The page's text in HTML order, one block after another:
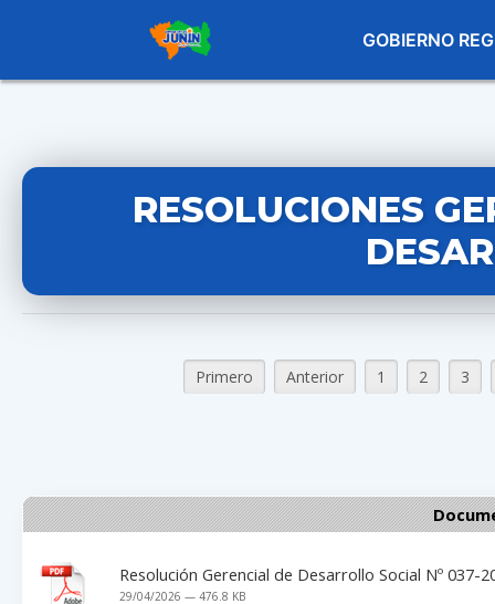
GOBIERNO
RESOLUCIONES
Primero Anterior 1 2 3
Resolución Gerencial de Desarrollo Social Nº 037-
29/04/2026 — 476.8 KB